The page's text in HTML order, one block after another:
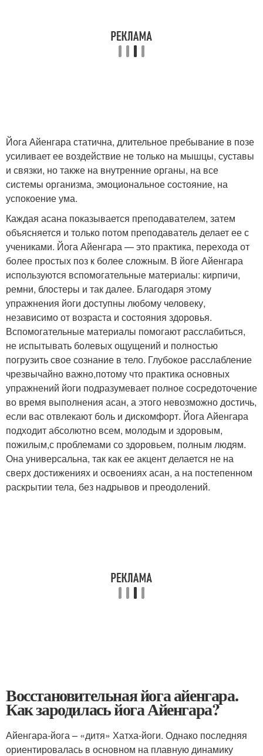
Йога Айенгара статична, длительное пребывание в позе
усиливает ее воздействие не только на мышцы, суставы
и связки, но также на внутренние органы, на все
системы организма, эмоциональное состояние, на
успокоение ума.
Каждая асана показывается преподавателем, затем
объясняется и только потом преподаватель делает ее с
учениками. Йога Айенгара — это практика, перехода от
более простых поз к более сложным. В йоге Айенгара
используются вспомогательные материалы: кирпичи,
ремни, блостеры и так далее. Благодаря этому
упражнения йоги доступны любому человеку,
независимо от возраста и состояния здоровья.
Вспомогательные материалы помогают расслабиться,
не испытывать болевых ощущений и полностью
погрузить свое сознание в тело. Глубокое расслабление
чрезвычайно важно,потому что практика основных
упражнений йоги подразумевает полное сосредоточение
во время выполнения асан, а этого невозможно достичь,
если вас отвлекают боль и дискомфорт. Йога Айенгара
подходит абсолютно всем, молодым и здоровым,
пожилым,с проблемами со здоровьем, полным людям.
Она универсальна, так как ее акцент делается не на
сверх достижениях и освоениях асан, а на постепенном
раскрытии тела, без надрывов и преодолений.
Восстановительная йога айенгара.
Как зародилась йога Айенгара?
Айенгара-йога – «дитя» Хатха-йоги. Однако последняя
ориентировалась в основном на плавную динамику